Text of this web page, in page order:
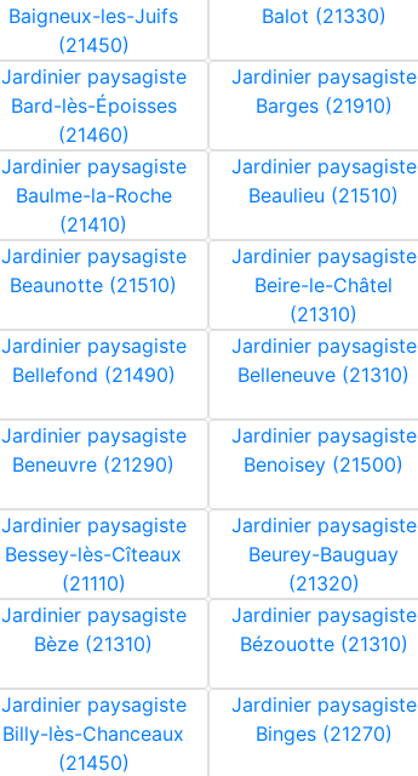
Baigneux-les-Juifs
(21450)
Balot (21330)
Jardinier paysagiste
Bard-lès-Époisses
(21460)
Jardinier paysagiste
Barges (21910)
Jardinier paysagiste
Baulme-la-Roche
(21410)
Jardinier paysagiste
Beaulieu (21510)
Jardinier paysagiste
Beaunotte (21510)
Jardinier paysagiste
Beire-le-Châtel
(21310)
Jardinier paysagiste
Bellefond (21490)
Jardinier paysagiste
Belleneuve (21310)
Jardinier paysagiste
Beneuvre (21290)
Jardinier paysagiste
Benoisey (21500)
Jardinier paysagiste
Bessey-lès-Cîteaux
(21110)
Jardinier paysagiste
Beurey-Bauguay
(21320)
Jardinier paysagiste
Bèze (21310)
Jardinier paysagiste
Bézouotte (21310)
Jardinier paysagiste
Billy-lès-Chanceaux
(21450)
Jardinier paysagiste
Binges (21270)